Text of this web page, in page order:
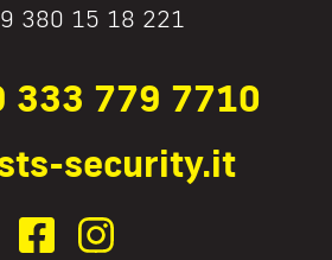
380 15 18 221
333 779 7710
security.it